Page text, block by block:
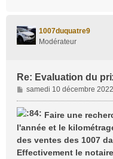
1007duquatre9
Modérateur
Re: Evaluation du
M
e
s
a
g
e
samedi 10 décembre
Faire une
l'année et le
des ventes des 1007
Effectivement le